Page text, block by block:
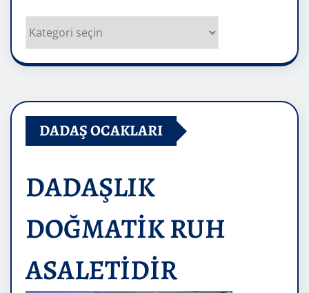
Kategoriler
DADAŞ OCAKLARI
DADAŞLIK
DOĞMATİK RUH
ASALETİDİR